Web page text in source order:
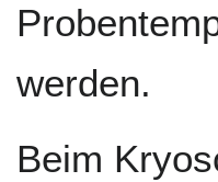
werden.
Beim